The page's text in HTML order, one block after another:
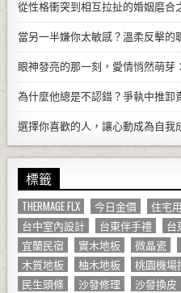
從性格衝突到相互拉扯的婚姻磨合
當另一半嫌你太敏感？溫柔反擊的
眼神發亮的那一刻，愛情悄然萌芽
為什麼他總是不認錯？爭執中推卸
選擇你喜歡的人，讓心動成為自我
標籤
THERMAGE FLX 今日金價 住宅
台中室內設計
台東伴手禮 台
宜蘭民宿
實木地板 微晶瓷
木質地板
柚木地板 桃園機場
民生頭條
沙發修理 沙發換皮